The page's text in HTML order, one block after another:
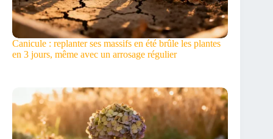
Canicule : replanter ses massifs en été brûle les plantes
en 3 jours, même avec un arrosage régulier